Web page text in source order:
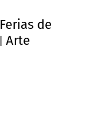
Ferias de
Arte